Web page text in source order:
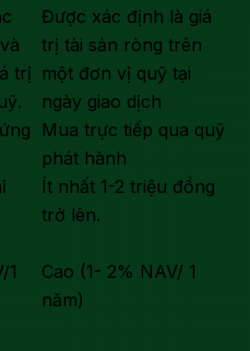
trị
Được xác định là giá
trị tài sản ròng trên
một đơn vị quỹ tại
ngày giao dịch
Mua trực tiếp qua quỹ
phát hành
Ít nhất 1-2 triệu đồng
trở lên.
1
Cao (1- 2% NAV/ 1
năm)